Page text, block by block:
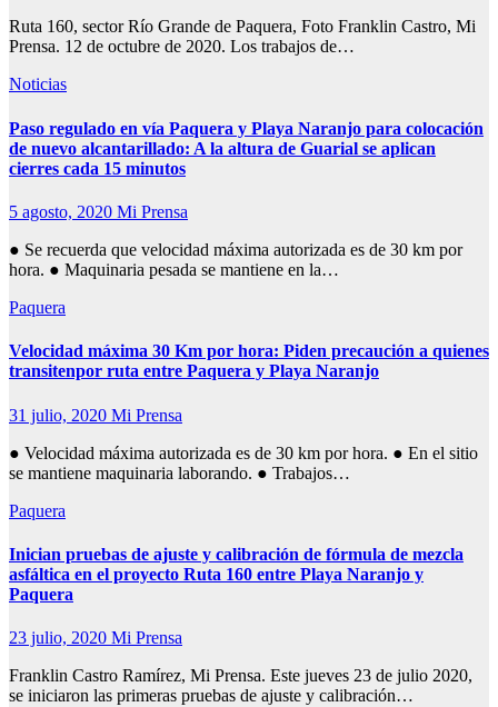
Ruta 160, sector Río Grande de Paquera, Foto Franklin Castro, Mi
Prensa. 12 de octubre de 2020. Los trabajos de…
Noticias
Paso regulado en vía Paquera y Playa Naranjo para colocación
de nuevo alcantarillado: A la altura de Guarial se aplican
cierres cada 15 minutos
5 agosto, 2020 Mi Prensa
● Se recuerda que velocidad máxima autorizada es de 30 km por
hora. ● Maquinaria pesada se mantiene en la…
Paquera
Velocidad máxima 30 Km por hora: Piden precaución a quienes
transitenpor ruta entre Paquera y Playa Naranjo
31 julio, 2020 Mi Prensa
● Velocidad máxima autorizada es de 30 km por hora. ● En el sitio
se mantiene maquinaria laborando. ● Trabajos…
Paquera
Inician pruebas de ajuste y calibración de fórmula de mezcla
asfáltica en el proyecto Ruta 160 entre Playa Naranjo y
Paquera
23 julio, 2020 Mi Prensa
Franklin Castro Ramírez, Mi Prensa. Este jueves 23 de julio 2020,
se iniciaron las primeras pruebas de ajuste y calibración…